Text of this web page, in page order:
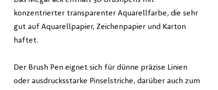
konzentrierter transparenter Aquarellfarbe, die sehr
gut auf Aquarellpapier, Zeichenpapier und Karton
haftet.
Der Brush Pen eignet sich für dünne präzise Linien
oder ausdrucksstarke Pinselstriche, darüber auch zum